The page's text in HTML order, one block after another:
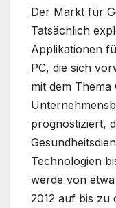
Der Markt für
Tatsächlich
Applikationen
PC, die sich
mit dem Thema
prognostiziert,
Technologien
werde von
2012 auf bis zu